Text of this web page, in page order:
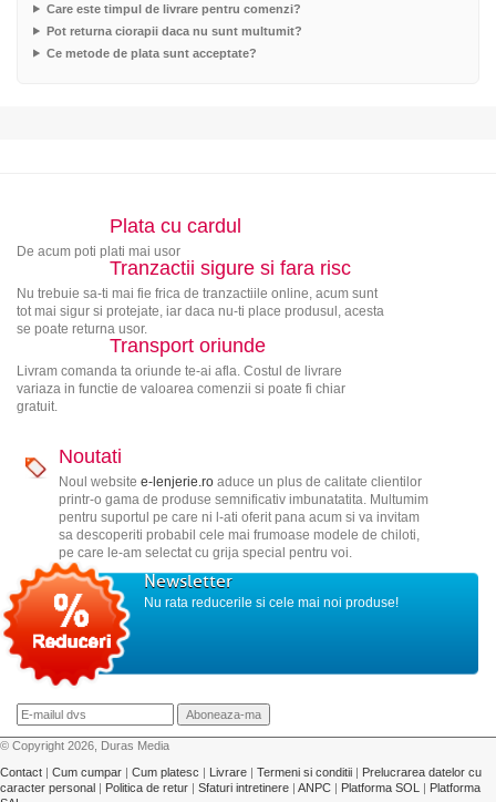
Care este timpul de livrare pentru comenzi?
Pot returna ciorapii daca nu sunt multumit?
Ce metode de plata sunt acceptate?
Plata cu cardul
De acum poti plati mai usor
Tranzactii sigure si fara risc
Nu trebuie sa-ti mai fie frica de tranzactiile online, acum sunt
tot mai sigur si protejate, iar daca nu-ti place produsul, acesta
se poate returna usor.
Transport oriunde
Livram comanda ta oriunde te-ai afla. Costul de livrare
variaza in functie de valoarea comenzii si poate fi chiar
gratuit.
Noutati
Noul website e-lenjerie.roaduce un plus de calitate clientilor
printr-o gama de produse semnificativ imbunatatita. Multumim
pentru suportul pe care ni l-ati oferit pana acum si va invitam
sa descoperiti probabil cele mai frumoase modele de chiloti,
pe care le-am selectat cu grija special pentru voi.
Newsletter
Nu rata reducerile si cele mai noi produse!
© Copyright 2026, Duras Media
Contact
Cum cumpar Cum platesc Livrare Termeni si conditii
Prelucrarea datelor cu
caracter personal
Politica de retur Sfaturi intretinere ANPC Platforma SOL
Platforma